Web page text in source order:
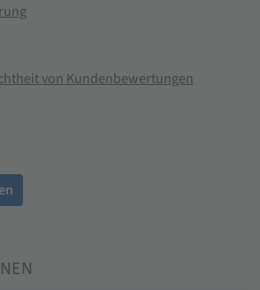
von Kundenbewertungen